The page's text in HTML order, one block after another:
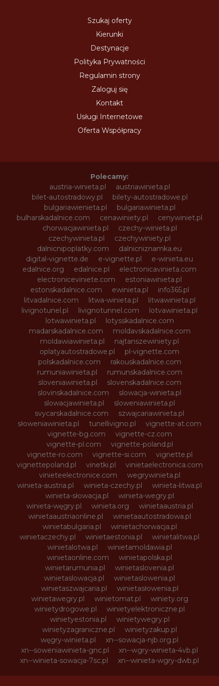
Szukaj oferty
Kierunki
Destynacje
Polityka Prywatności
Regulamin strony
Zaloguj się
Kontakt
Usługi Internetowe
Oferta Współpracy
Polecamy:
austria-winieta.pl
austriawinieta.pl
bilet-autostradowy.pl
bilety-autostradowe.pl
bulgariawienieta.pl
bulgariawinieta.pl
bulharskadalnice.com
cenawiniety.pl
cenywiniet.pl
chorwacjawinieta.pl
czechy-winieta.pl
czechywinieta.pl
czechywiniety.pl
dalnicnipoplatky.com
dalnicniznamka.eu
digital-vignette.de
e-vignette.pl
e-winieta.eu
edalnice.org
edalnice.pl
electronicavinieta.com
electroniceviniete.com
estoniawinieta.pl
estonskadalnice.com
ewinieta.pl
info365.pl
litvadalnice.com
litwa-winieta.pl
litwawinieta.pl
livignotunel.pl
livignotunnel.com
lotvawinieta.pl
lotwawinieta.pl
lotysskadalnice.com
madarskadalnice.com
moldavskadalnice.com
moldawiawinieta.pl
najtanszewiniety.pl
oplatyautostradowe.pl
pl-vignette.com
polskadalnice.com
rakouskadalnice.com
rumuniawinieta.pl
rumunskadalnice.com
sloveniawinieta.pl
slovenskadalnice.com
slovinskadalnice.com
slowacja-winieta.pl
slowacjawinieta.pl
sloweniawinieta.pl
svycarskadalnice.com
szwajcariawinieta.pl
słoweniawinieta.pl
tunellivigno.pl
vignette-at.com
vignette-bg.com
vignette-cz.com
vignette-pl.com
vignette-poland.pl
vignette-ro.com
vignette-si.com
vignette.pl
vignettepoland.pl
vinetki.pl
vinietaelectronica.com
vinieteelectronice.com
wegrywinieta.pl
winieta-austria.pl
winieta-czechy.pl
winieta-litwa.pl
winieta-słowacja.pl
winieta-wegry.pl
winieta-węgry.pl
winieta.org
winietaaustria.pl
winietaaustriaonline.pl
winietaautostradowa.pl
winietabulgaria.pl
winietachorwacja.pl
winietaczechy.pl
winietaestonia.pl
winietalitwa.pl
winietalotwa.pl
winietamoldawia.pl
winietaonline.com
winietapolska.pl
winietarumunia.pl
winietaslovenia.pl
winietaslowacja.pl
winietaslowenia.pl
winietaszwajcaria.pl
winietasłowenia.pl
winietawegry.pl
winietomat.pl
winiety.org
winietydrogowe.pl
winietyelektroniczne.pl
winietyestonia.pl
winietywegry.pl
winietyzagraniczne.pl
winietyzakup.pl
węgry-winieta.pl
xn--sowacja-njb.org.pl
xn--soweniawinieta-gnc.pl
xn--wgry-winieta-4vb.pl
xn--winieta-sowacja-7sc.pl
xn--winieta-wgry-dwb.pl